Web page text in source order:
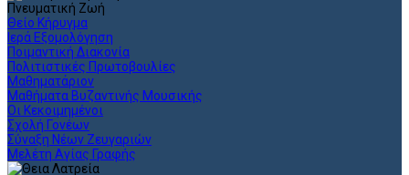
Πνευματική Ζωή
Θείο Κήρυγμα
Ιερά Εξομολόγηση
Ποιμαντική Διακονία
Πολιτιστικές Πρωτοβουλίες
Μαθηματάριον
Μαθήματα Βυζαντινής Μουσικής
Οι Κεκοιμημένοι
Σχολή Γονέων
Σύναξη Νέων Ζευγαριών
Μελέτη Αγίας Γραφής